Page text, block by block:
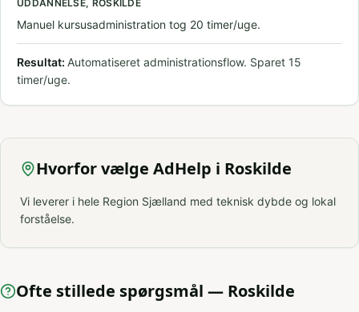
UDDANNELSE, ROSKILDE
Manuel kursusadministration tog 20 timer/uge.
Resultat: Automatiseret administrationsflow. Sparet 15
timer/uge.
Hvorfor vælge AdHelp i Roskilde
Vi leverer i hele Region Sjælland med teknisk dybde og lokal
forståelse.
Ofte stillede spørgsmål — Roskilde